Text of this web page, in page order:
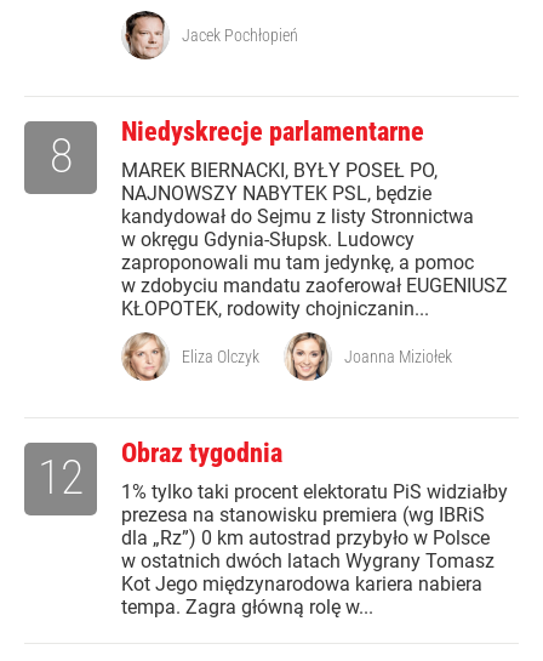
Jacek Pochłopień
Niedyskrecje parlamentarne
MAREK BIERNACKI, BYŁY POSEŁ PO,
NAJNOWSZY NABYTEK PSL, będzie
kandydował do Sejmu z listy Stronnictwa
w okręgu Gdynia-Słupsk. Ludowcy
zaproponowali mu tam jedynkę, a pomoc
w zdobyciu mandatu zaoferował EUGENIUSZ
KŁOPOTEK, rodowity chojniczanin...
8
Eliza Olczyk Joanna Miziołek
Obraz tygodnia
1% tylko taki procent elektoratu PiS widziałby
prezesa na stanowisku premiera (wg IBRiS
dla „Rz”) 0 km autostrad przybyło w Polsce
w ostatnich dwóch latach Wygrany Tomasz
Kot Jego międzynarodowa kariera nabiera
tempa. Zagra główną rolę w...
12